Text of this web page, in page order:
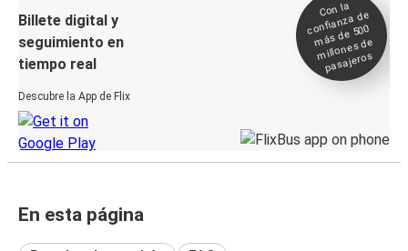
Billete digital y
seguimiento en
tiempo real
Descubre la App de Flix
Con la
confianza de
más de 500
millones de
pasajeros
En esta página